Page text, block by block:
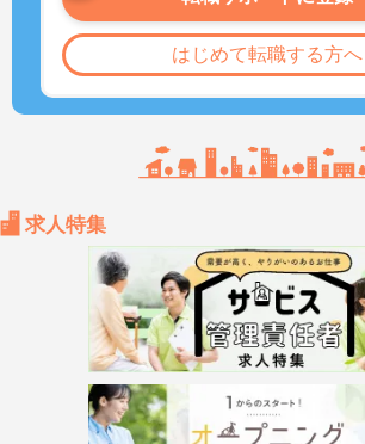
はじめて転職する方へ
求人特集